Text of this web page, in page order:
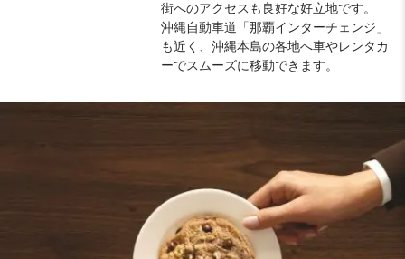
街へのアクセスも良好な好立地です。
沖縄自動車道「那覇インターチェンジ」
も近く、沖縄本島の各地へ車やレンタカ
ーでスムーズに移動できます。